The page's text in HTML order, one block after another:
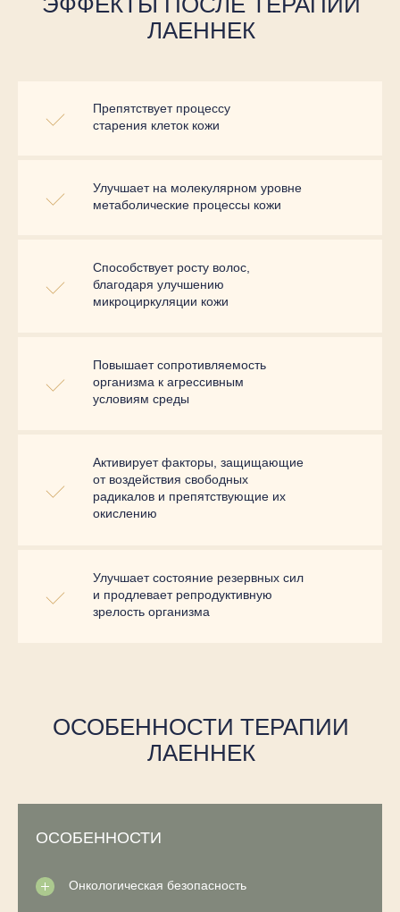
ЛАЕННЕК
Препятствует процессу
старения клеток кожи
Улучшает на молекулярном уровне
метаболические процессы кожи
Способствует росту волос,
благодаря улучшению
микроциркуляции кожи
Улучшает состояние резервных сил
и продлевает репродуктивную
зрелость организма
Активирует факторы, защищающие
от воздействия свободных
радикалов и препятствующие их
окислению
Повышает сопротивляемость
организма к агрессивным
условиям среды
ОСОБЕННОСТИ ТЕРАПИИ
ЛАЕННЕК
Онкологическая безопасность
ОСОБЕННОСТИ